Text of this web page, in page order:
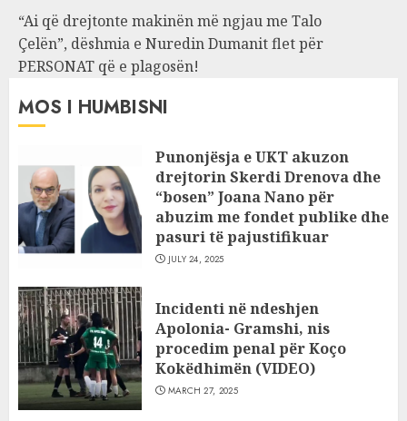
“Ai që drejtonte makinën më ngjau me Talo
Çelën”, dëshmia e Nuredin Dumanit flet për
PERSONAT që e plagosën!
MOS I HUMBISNI
Punonjësja e UKT akuzon
drejtorin Skerdi Drenova dhe
“bosen” Joana Nano për
abuzim me fondet publike dhe
pasuri të pajustifikuar
JULY 24, 2025
Incidenti në ndeshjen
Apolonia- Gramshi, nis
procedim penal për Koço
Kokëdhimën (VIDEO)
MARCH 27, 2025